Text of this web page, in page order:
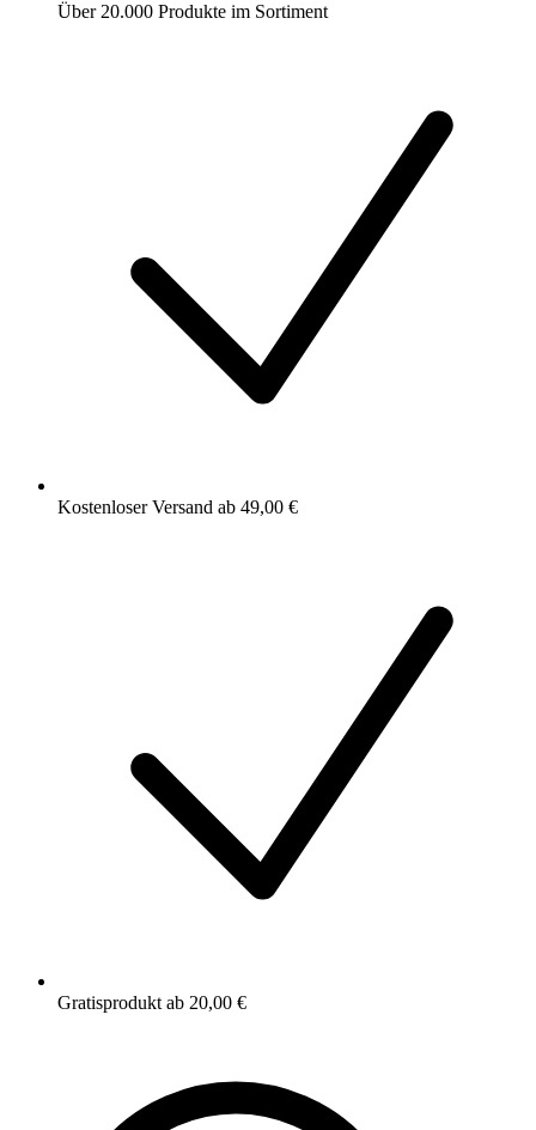
Über 20.000 Produkte im Sortiment
Kostenloser Versand ab 49,00 €
Gratisprodukt ab 20,00 €